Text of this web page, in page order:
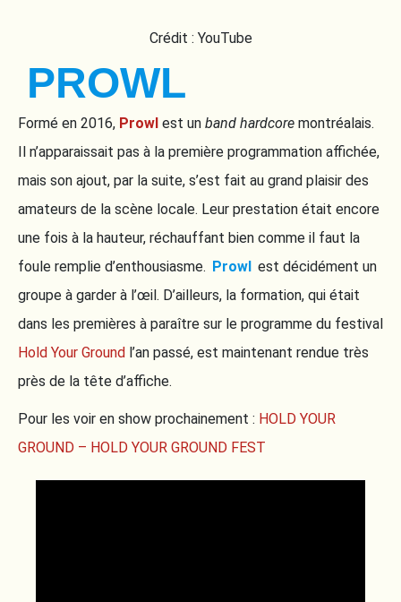
Crédit : YouTube
PROWL
Formé en 2016, Prowl est un band hardcore montréalais.
Il n’apparaissait pas à la première programmation affichée,
mais son ajout, par la suite, s’est fait au grand plaisir des
amateurs de la scène locale. Leur prestation était encore
une fois à la hauteur, réchauffant bien comme il faut la
foule remplie d’enthousiasme. Prowl est décidément un
groupe à garder à l’œil. D’ailleurs, la formation, qui était
dans les premières à paraître sur le programme du festival
Hold Your Ground l’an passé, est maintenant rendue très
près de la tête d’affiche.
Pour les voir en show prochainement : HOLD YOUR
GROUND – HOLD YOUR GROUND FEST